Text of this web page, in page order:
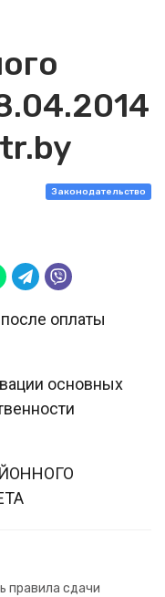
Законодательство
оплаты
основных
правила сдачи